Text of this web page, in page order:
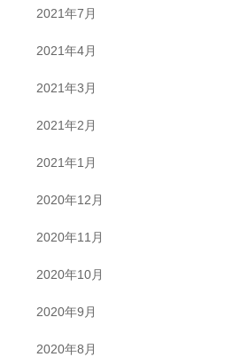
2021年7月
2021年4月
2021年3月
2021年2月
2021年1月
2020年12月
2020年11月
2020年10月
2020年9月
2020年8月